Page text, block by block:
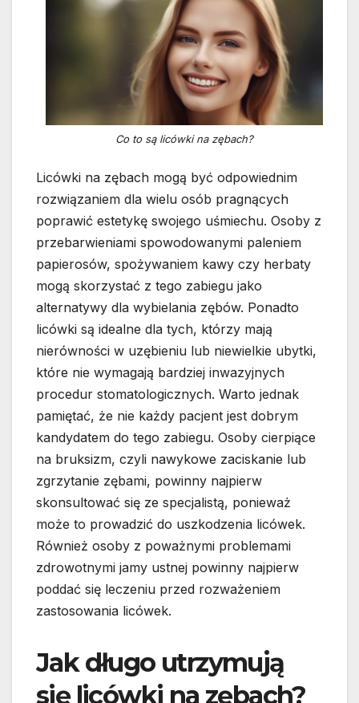
Co to są licówki na zębach?
Licówki na zębach mogą być odpowiednim
rozwiązaniem dla wielu osób pragnących
poprawić estetykę swojego uśmiechu. Osoby z
przebarwieniami spowodowanymi paleniem
papierosów, spożywaniem kawy czy herbaty
mogą skorzystać z tego zabiegu jako
alternatywy dla wybielania zębów. Ponadto
licówki są idealne dla tych, którzy mają
nierówności w uzębieniu lub niewielkie ubytki,
które nie wymagają bardziej inwazyjnych
procedur stomatologicznych. Warto jednak
pamiętać, że nie każdy pacjent jest dobrym
kandydatem do tego zabiegu. Osoby cierpiące
na bruksizm, czyli nawykowe zaciskanie lub
zgrzytanie zębami, powinny najpierw
skonsultować się ze specjalistą, ponieważ
może to prowadzić do uszkodzenia licówek.
Również osoby z poważnymi problemami
zdrowotnymi jamy ustnej powinny najpierw
poddać się leczeniu przed rozważeniem
zastosowania licówek.
Jak długo utrzymują
się licówki na zębach?